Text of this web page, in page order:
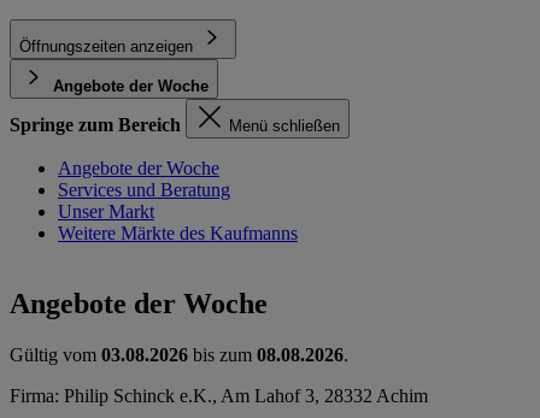
Öffnungszeiten anzeigen
Angebote der Woche
Springe zum Bereich Menü schließen
Angebote der Woche
Services und Beratung
Unser Markt
Weitere Märkte des Kaufmanns
Angebote der Woche
Gültig vom 03.08.2026 bis zum 08.08.2026.
Firma: Philip Schinck e.K., Am Lahof 3, 28332 Achim